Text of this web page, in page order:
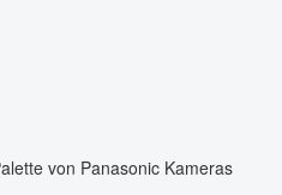
von Panasonic Kameras